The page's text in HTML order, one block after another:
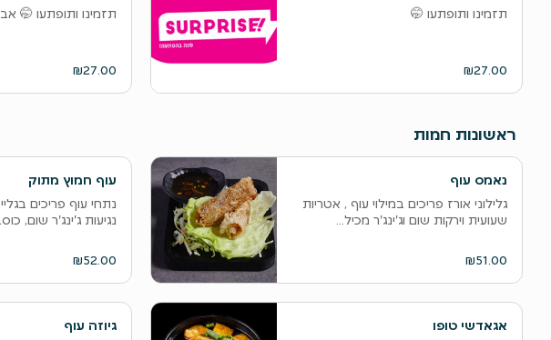
תזמינו ותופתעו 🤭
₪27.00
תזמינו ותופתעו 🤭 אבל בקטע צמחוני 🌴
₪27.00
ראשונות חמות
נאמס עוף
גלילוני אורז פריכים במילוי עוף , אטריות
שעועית וירקות שום וג'ינג'ר מכיל...
₪51.00
עוף חמוץ מתוק
נתחי עוף פריכים
נגיעות ג'ינג'ר שום, כוסברה ושומשום...
₪52.00
אגאדשי טופו
גיוזה עוף